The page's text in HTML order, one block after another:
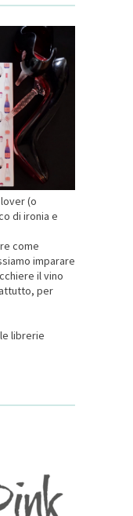
(o
di ironia e
come
imparare
il vino
per
librerie